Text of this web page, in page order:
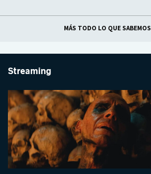
MÁS TODO LO QUE SABEMOS
Streaming